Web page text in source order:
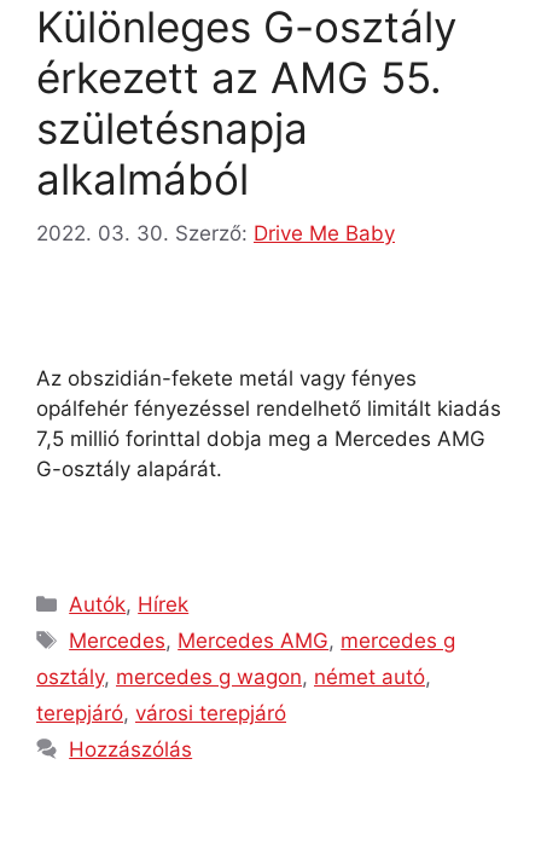
Különleges G-osztály
érkezett az AMG 55.
születésnapja
alkalmából
2022. 03. 30. Szerző: Drive Me Baby
Az obszidián-fekete metál vagy fényes
opálfehér fényezéssel rendelhető limitált kiadás
7,5 millió forinttal dobja meg a Mercedes AMG
G-osztály alapárát.
Autók, Hírek
Mercedes, Mercedes AMG, mercedes g
osztály, mercedes g wagon, német autó,
terepjáró, városi terepjáró
Hozzászólás